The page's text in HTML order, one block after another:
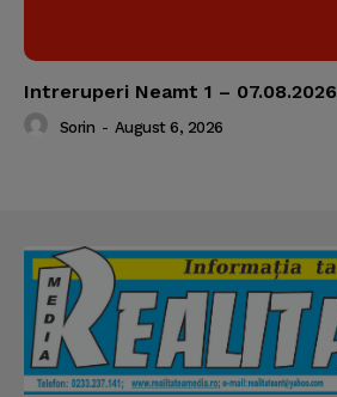
Intreruperi Neamt 1 – 07.08.2026
Sorin - August 6, 2026